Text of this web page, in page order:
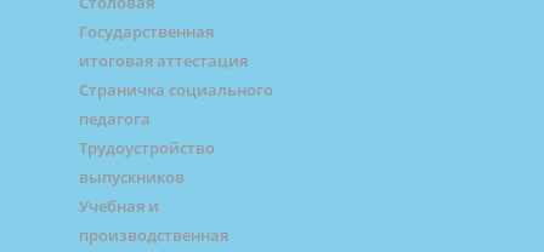
Государственная
итоговая аттестация
Страничка социального
педагога
Трудоустройство
выпускников
Учебная и
производственная